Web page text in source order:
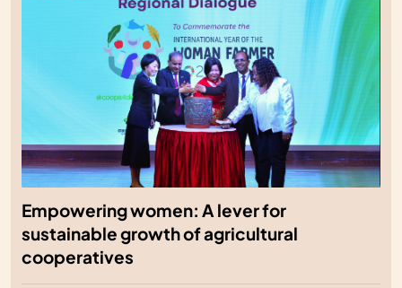
Empowering women: A lever for
sustainable growth of agricultural
cooperatives